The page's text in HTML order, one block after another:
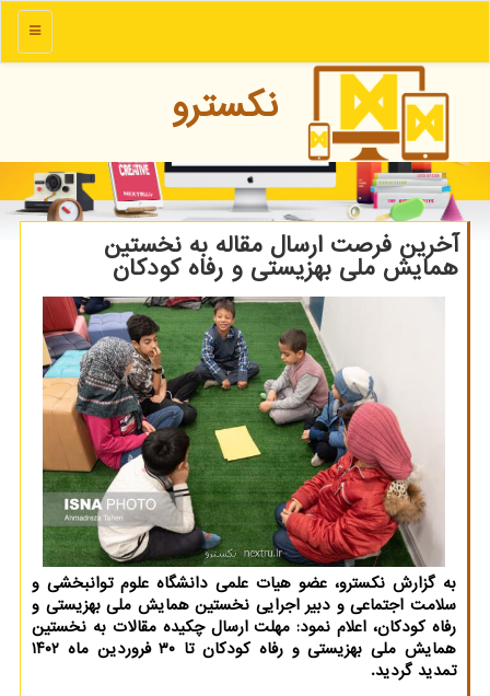
منو
نكسترو
آخرین فرصت ارسال مقاله به نخستین
همایش ملی بهزیستی و رفاه کودکان
به گزارش نکسترو، عضو هیات علمی دانشگاه علوم توانبخشی و
سلامت اجتماعی و دبیر اجرایی نخستین همایش ملی بهزیستی و
رفاه کودکان، اعلام نمود: مهلت ارسال چکیده مقالات به نخستین
همایش ملی بهزیستی و رفاه کودکان تا ۳۰ فروردین ماه ۱۴۰۲
تمدید گردید.